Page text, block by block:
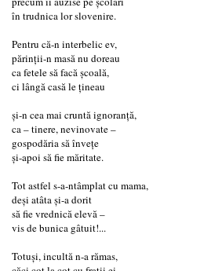
în trudnica lor slovenire.
Pentru că-n interbelic ev,
părinții-n masă nu doreau
ca fetele să facă școală,
ci lângă casă le țineau
și-n cea mai cruntă ignoranță,
ca – tinere, nevinovate –
gospodăria să învețe
și-apoi să fie măritate.
Tot astfel s-a-ntâmplat cu mama,
deși atâta și-a dorit
să fie vrednică elevă –
vis de bunica gâtuit!...
Totuși, incultă n-a rămas,